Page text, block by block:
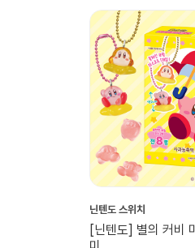
닌텐도 스위치
[닌텐도] 별의 커비